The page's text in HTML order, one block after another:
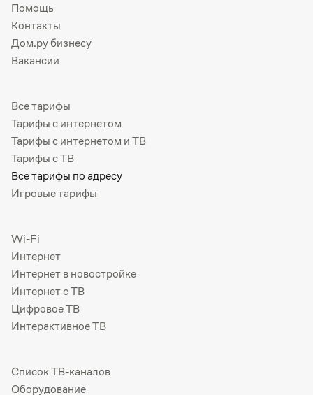
Помощь
Контакты
Дом.ру бизнесу
Вакансии
Все тарифы
Тарифы с интернетом
Тарифы с интернетом и ТВ
Тарифы с ТВ
Все тарифы по адресу
Игровые тарифы
Wi-Fi
Интернет
Интернет в новостройке
Интернет с ТВ
Цифровое ТВ
Интерактивное ТВ
Список ТВ-каналов
Оборудование